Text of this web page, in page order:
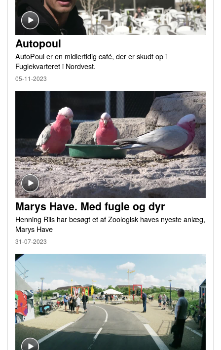
Autopoul
AutoPoul er en midlertidig café, der er skudt op i
Fuglekvarteret i Nordvest.
05-11-2023
Marys Have. Med fugle og dyr
Henning Riis har besøgt et af Zoologisk haves nyeste anlæg,
Marys Have
31-07-2023